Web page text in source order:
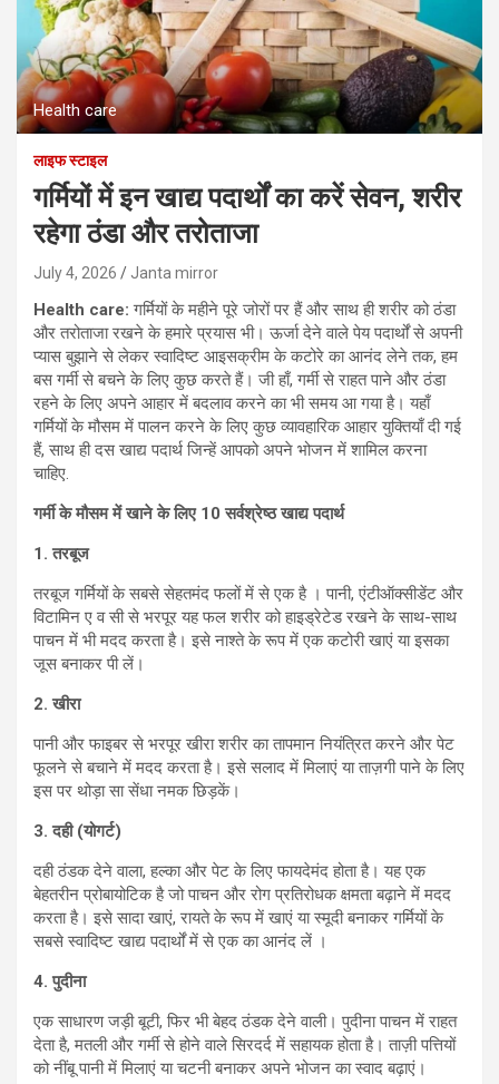
Health care
लाइफ स्टाइल
गर्मियों में इन खाद्य पदार्थों का करें सेवन, शरीर
रहेगा ठंडा और तरोताजा
July 4, 2026 Janta mirror
Health care:गर्मियों के महीने पूरे जोरों पर हैं और साथ ही शरीर को ठंडा
और तरोताजा रखने के हमारे प्रयास भी। ऊर्जा देने वाले पेय पदार्थों से अपनी
प्यास बुझाने से लेकर स्वादिष्ट आइसक्रीम के कटोरे का आनंद लेने तक, हम
बस गर्मी से बचने के लिए कुछ करते हैं। जी हाँ, गर्मी से राहत पाने और ठंडा
रहने के लिए अपने आहार में बदलाव करने का भी समय आ गया है। यहाँ
गर्मियों के मौसम में पालन करने के लिए कुछ व्यावहारिक आहार युक्तियाँ दी गई
हैं, साथ ही दस खाद्य पदार्थ जिन्हें आपको अपने भोजन में शामिल करना
चाहिए.
गर्मी के मौसम में खाने के लिए 10सर्वश्रेष्ठ खाद्य पदार्थ
1.तरबूज
तरबूज गर्मियों के सबसे सेहतमंद फलों में से एक है । पानी, एंटीऑक्सीडेंट और
विटामिन ए व सी से भरपूर यह फल शरीर को हाइड्रेटेड रखने के साथ-साथ
पाचन में भी मदद करता है। इसे नाश्ते के रूप में एक कटोरी खाएं या इसका
जूस बनाकर पी लें।
2.खीरा
पानी और फाइबर से भरपूर खीरा शरीर का तापमान नियंत्रित करने और पेट
फूलने से बचाने में मदद करता है। इसे सलाद में मिलाएं या ताज़गी पाने के लिए
इस पर थोड़ा सा सेंधा नमक छिड़कें।
3.दही (योगर्ट)
दही ठंडक देने वाला, हल्का और पेट के लिए फायदेमंद होता है। यह एक
बेहतरीन प्रोबायोटिक है जो पाचन और रोग प्रतिरोधक क्षमता बढ़ाने में मदद
करता है। इसे सादा खाएं, रायते के रूप में खाएं या स्मूदी बनाकर गर्मियों के
सबसे स्वादिष्ट खाद्य पदार्थों में से एक का आनंद लें ।
4.पुदीना
एक साधारण जड़ी बूटी, फिर भी बेहद ठंडक देने वाली। पुदीना पाचन में राहत
देता है, मतली और गर्मी से होने वाले सिरदर्द में सहायक होता है। ताज़ी पत्तियों
को नींबू पानी में मिलाएं या चटनी बनाकर अपने भोजन का स्वाद बढ़ाएं।